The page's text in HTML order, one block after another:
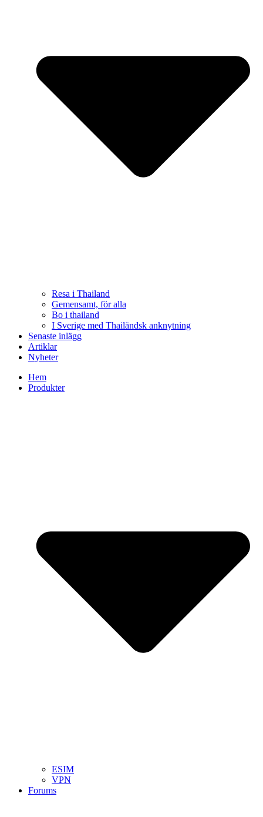
Resa i Thailand
Gemensamt, för alla
Bo i thailand
I Sverige med Thailändsk anknytning
Senaste inlägg
Artiklar
Nyheter
Hem
Produkter
ESIM
VPN
Forums